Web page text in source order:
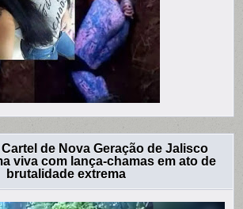
de Nova Geração de Jalisco
viva com lança-chamas em ato de
brutalidade extrema